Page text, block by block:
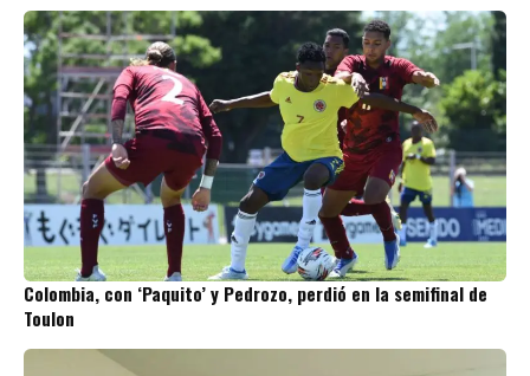
Colombia, con ‘Paquito’ y Pedrozo, perdió en la semifinal de
Toulon